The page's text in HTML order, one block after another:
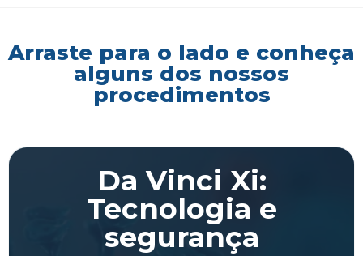
Arraste para o lado e conheça
alguns dos nossos
procedimentos
Da Vinci Xi:
Tecnologia e
segurança